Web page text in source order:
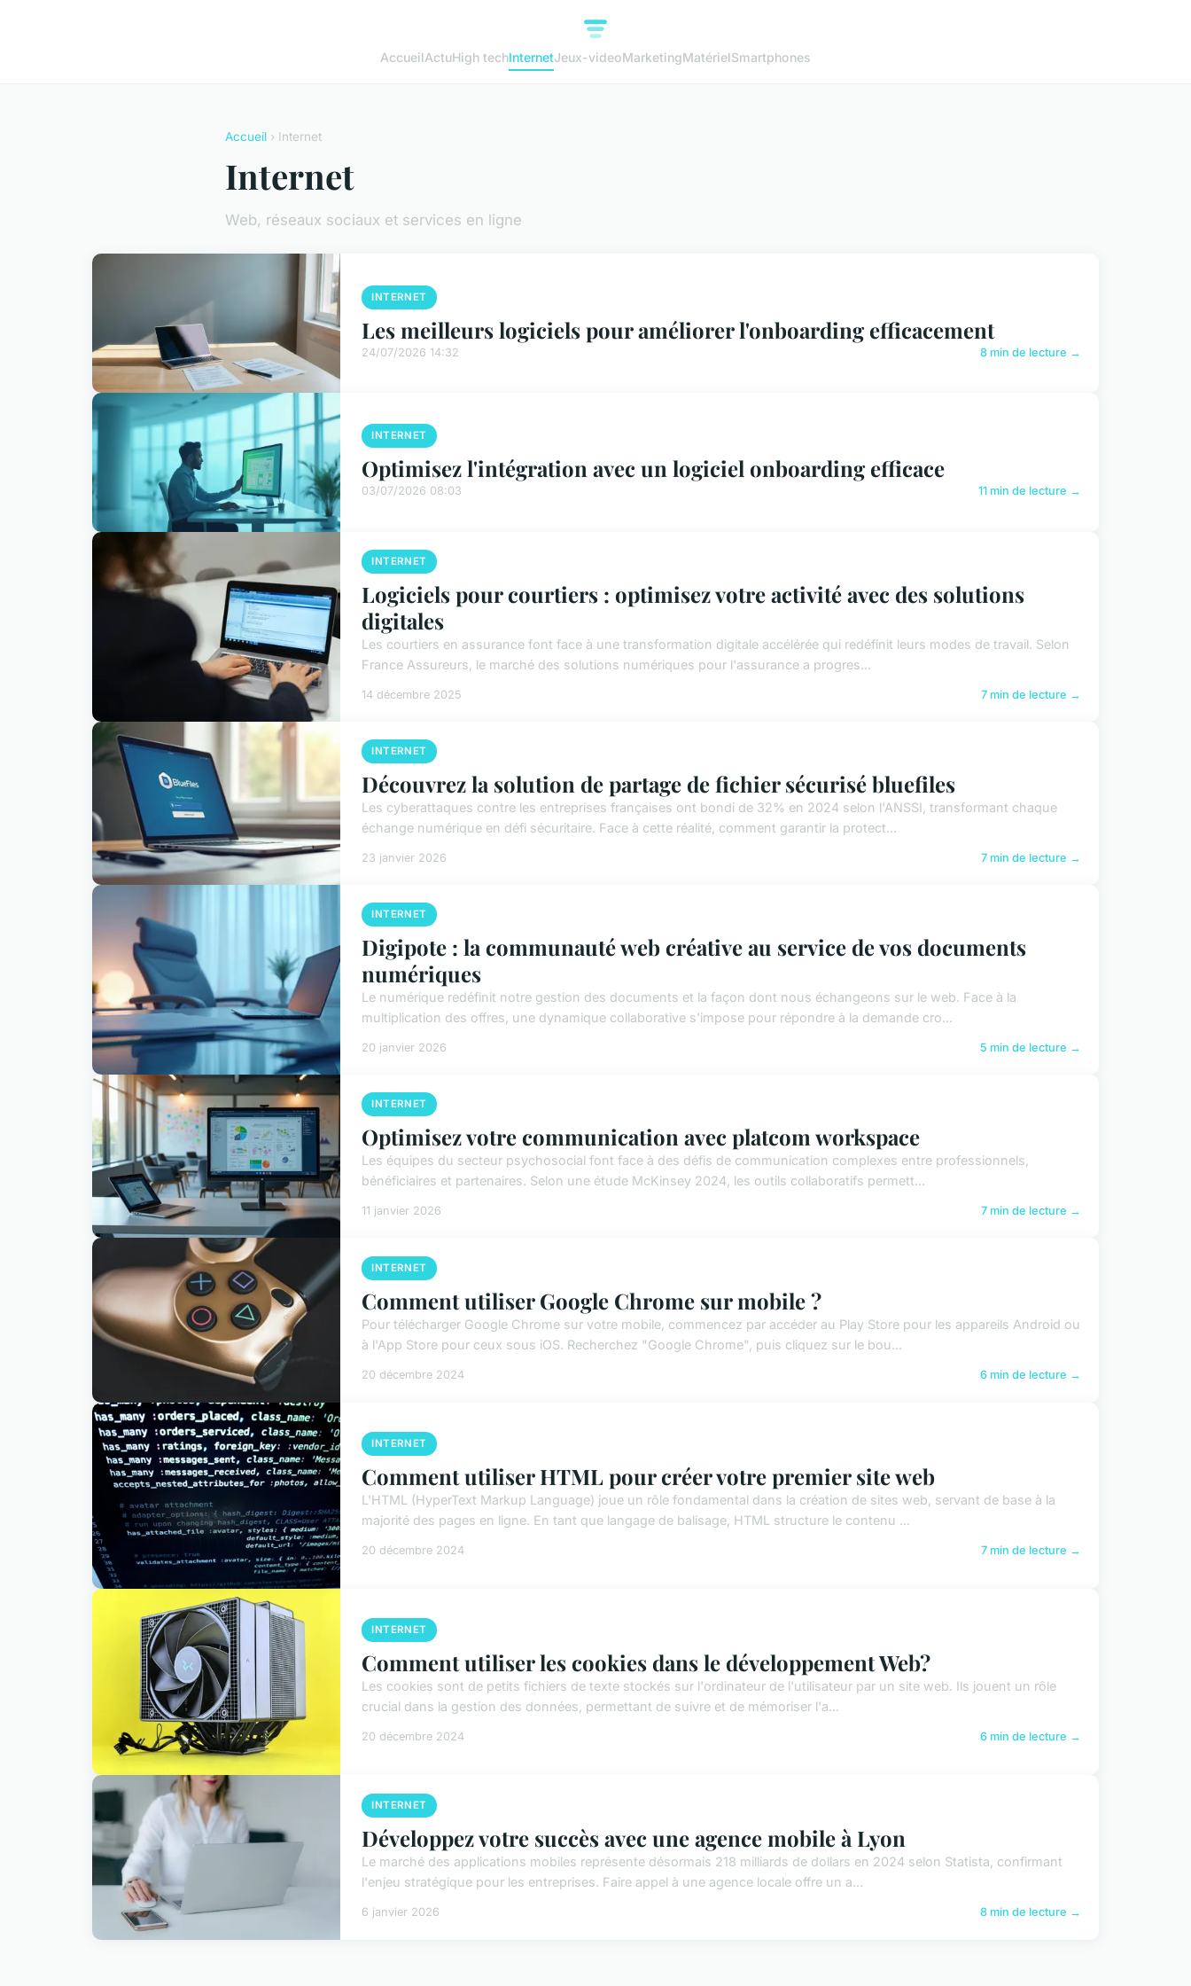
AccueilActuHigh techInternetJeux-videoMarketingMatérielSmartphones
Accueil › Internet
Internet
Web, réseaux sociaux et services en ligne
INTERNET
Les meilleurs logiciels pour améliorer l'onboarding efficacement
24/07/2026 14:32 8 min de lecture →
INTERNET
Optimisez l'intégration avec un logiciel onboarding efficace
03/07/2026 08:03 11 min de lecture →
INTERNET
Logiciels pour courtiers : optimisez votre activité avec des solutions
digitales
Les courtiers en assurance font face à une transformation digitale accélérée qui redéfinit leurs modes de travail. Selon
France Assureurs, le marché des solutions numériques pour l'assurance a progres...
14 décembre 2025 7 min de lecture →
INTERNET
Découvrez la solution de partage de fichier sécurisé bluefiles
Les cyberattaques contre les entreprises françaises ont bondi de 32% en 2024 selon l'ANSSI, transformant chaque
échange numérique en défi sécuritaire. Face à cette réalité, comment garantir la protect...
23 janvier 2026 7 min de lecture →
INTERNET
Digipote : la communauté web créative au service de vos documents
numériques
Le numérique redéfinit notre gestion des documents et la façon dont nous échangeons sur le web. Face à la
multiplication des offres, une dynamique collaborative s'impose pour répondre à la demande cro...
20 janvier 2026 5 min de lecture →
INTERNET
Optimisez votre communication avec platcom workspace
Les équipes du secteur psychosocial font face à des défis de communication complexes entre professionnels,
bénéficiaires et partenaires. Selon une étude McKinsey 2024, les outils collaboratifs permett...
11 janvier 2026 7 min de lecture →
INTERNET
Comment utiliser Google Chrome sur mobile ?
Pour télécharger Google Chrome sur votre mobile, commencez par accéder au Play Store pour les appareils Android ou
à l'App Store pour ceux sous iOS. Recherchez "Google Chrome", puis cliquez sur le bou...
20 décembre 2024 6 min de lecture →
INTERNET
Comment utiliser HTML pour créer votre premier site web
L'HTML (HyperText Markup Language) joue un rôle fondamental dans la création de sites web, servant de base à la
majorité des pages en ligne. En tant que langage de balisage, HTML structure le contenu ...
20 décembre 2024 7 min de lecture →
INTERNET
Comment utiliser les cookies dans le développement Web?
Les cookies sont de petits fichiers de texte stockés sur l'ordinateur de l'utilisateur par un site web. Ils jouent un rôle
crucial dans la gestion des données, permettant de suivre et de mémoriser l'a...
20 décembre 2024 6 min de lecture →
INTERNET
Développez votre succès avec une agence mobile à Lyon
Le marché des applications mobiles représente désormais 218 milliards de dollars en 2024 selon Statista, confirmant
l'enjeu stratégique pour les entreprises. Faire appel à une agence locale offre un a...
6 janvier 2026 8 min de lecture →